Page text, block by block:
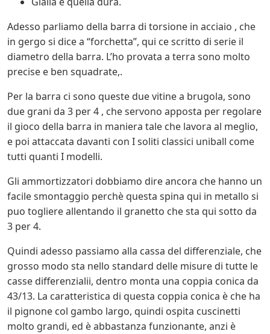
Adesso parliamo della barra di torsione in acciaio , che
in gergo si dice a “forchetta”, qui ce scritto di serie il
diametro della barra. L’ho provata a terra sono molto
precise e ben squadrate,.
Per la barra ci sono queste due vitine a brugola, sono
due grani da 3 per 4 , che servono apposta per regolare
il gioco della barra in maniera tale che lavora al meglio,
e poi attaccata davanti con I soliti classici uniball come
tutti quanti I modelli.
Gli ammortizzatori dobbiamo dire ancora che hanno un
facile smontaggio perchè questa spina qui in metallo si
puo togliere allentando il granetto che sta qui sotto da
3 per 4.
Quindi adesso passiamo alla cassa del differenziale, che
grosso modo sta nello standard delle misure di tutte le
casse differenzialii, dentro monta una coppia conica da
43/13. La caratteristica di questa coppia conica è che ha
il pignone col gambo largo, quindi ospita cuscinetti
molto grandi, ed è abbastanza funzionante, anzi è